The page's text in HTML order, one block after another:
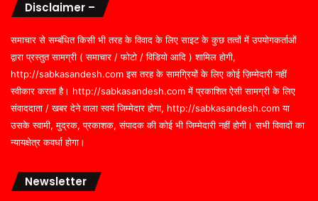
Disclaimer –
समाचार से सम्बंधित किसी भी तरह के विवाद के लिए साइट के कुछ तत्वों में उपयोगकर्ताओं
द्वारा प्रस्तुत सामग्री ( समाचार / फोटो / विडियो आदि ) शामिल होगी,
http://sabkasandesh.com इस तरह के सामग्रियों के लिए कोई ज़िम्मेदारी नहीं
स्वीकार करता है। http://sabkasandesh.com में प्रकाशित ऐसी सामग्री के लिए
संवाददाता / खबर देने वाला स्वयं जिम्मेदार होगा, http://sabkasandesh.com या
उसके स्वामी, मुद्रक, प्रकाशक, संपादक की कोई भी जिम्मेदारी नहीं होगी। सभी विवादों का
न्यायक्षेत्र कवर्धा होगा।
Newsletter